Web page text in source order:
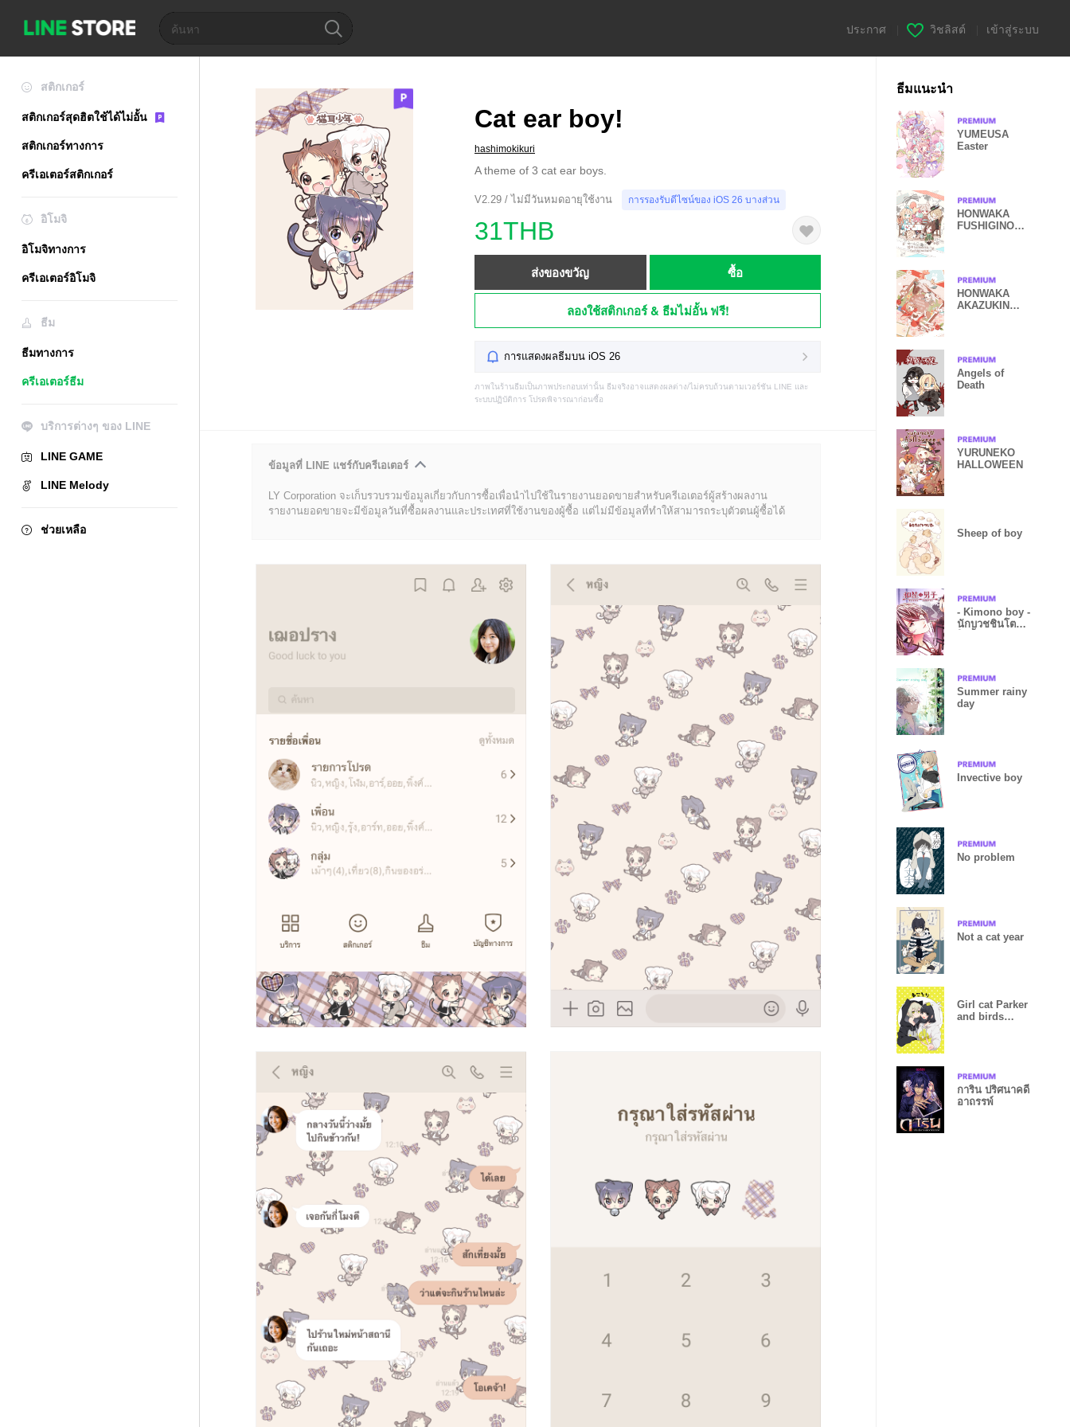
ประกาศ วิชลิสต์ เข้าสู่ระบบ
สติกเกอร์
สติกเกอร์สุดฮิตใช้ได้ไม่อั้น
สติกเกอร์ทางการ
ครีเอเตอร์สติกเกอร์
อิโมจิ
อิโมจิทางการ
ครีเอเตอร์อิโมจิ
ธีม
ธีมทางการ
ครีเอเตอร์ธีม
บริการต่างๆ ของ LINE
LINE GAME
LINE Melody
ช่วยเหลือ
Cat ear boy!
hashimokikuri
A theme of 3 cat ear boys.
V2.29 / ไม่มีวันหมดอายุใช้งาน การรองรับดีไซน์ของ iOS 26 บางส่วน
31THB
ส่งของขวัญ ซื้อ
ลองใช้สติกเกอร์ & ธีมไม่อั้น ฟรี!
การแสดงผลธีมบน iOS 26
ภาพในร้านธีมเป็นภาพประกอบเท่านั้น ธีมจริงอาจแสดงผลต่าง/ไม่ครบถ้วนตามเวอร์ชัน LINE และ
ระบบปฏิบัติการ โปรดพิจารณาก่อนซื้อ
ข้อมูลที่ LINE แชร์กับครีเอเตอร์
LY Corporation จะเก็บรวบรวมข้อมูลเกี่ยวกับการซื้อเพื่อนำไปใช้ในรายงานยอดขายสำหรับครีเอเตอร์ผู้สร้างผลงาน
รายงานยอดขายจะมีข้อมูลวันที่ซื้อผลงานและประเทศที่ใช้งานของผู้ซื้อ แต่ไม่มีข้อมูลที่ทำให้สามารถระบุตัวตนผู้ซื้อได้
ธีมแนะนำ
YUMEUSA
Easter
HONWAKA
FUSHIGINOKU
HONWAKA
AKAZUKIN
Angels of
Death
YURUNEKO
HALLOWEEN
Sheep of boy
- Kimono boy -
นักบวชชินโตที่
Summer rainy
day
Invective boy
No problem
Not a cat year
Girl cat Parker
and birds
การิน ปริศนาคดี
อาถรรพ์